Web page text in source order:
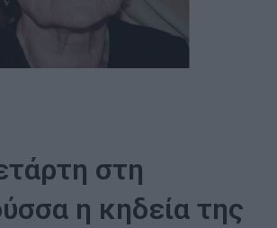
στη
η κηδεία της